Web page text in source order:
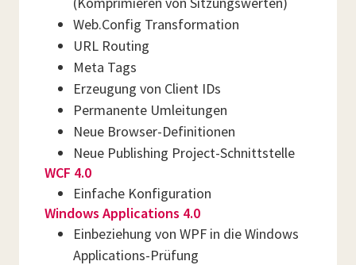
Web.Config Transformation
URL Routing
Meta Tags
Erzeugung von Client IDs
Permanente Umleitungen
Neue Browser-Definitionen
Neue Publishing Project-Schnittstelle
WCF 4.0
Einfache Konfiguration
Windows Applications 4.0
Einbeziehung von WPF in die Windows
Applications-Prüfung